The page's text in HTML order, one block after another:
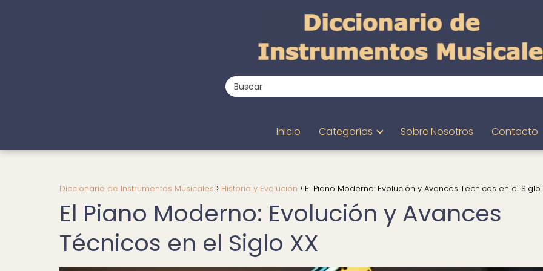
Inicio Categorías Sobre Nosotros Contacto
Diccionario de Instrumentos Musicales Historia y Evolución El Piano Moderno: Evolución y Avances Técnicos en el Siglo
El Piano Moderno: Evolución y Avances
Técnicos en el Siglo XX